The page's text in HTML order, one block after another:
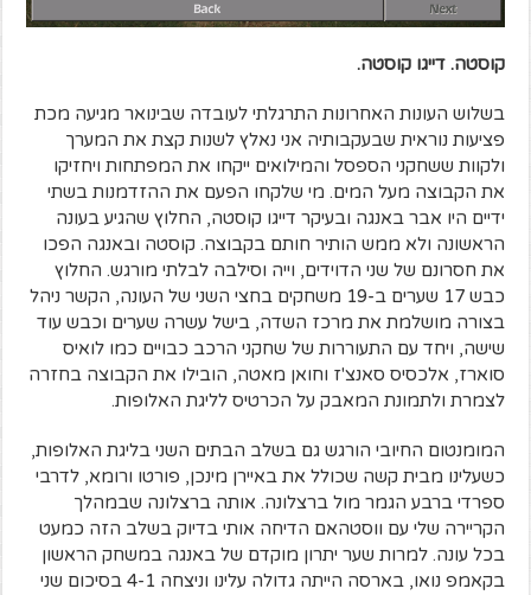
קוסטה. דייגו קוסטה.
בשלוש העונות האחרונות התרגלתי לעובדה שבינואר מגיעה מכת
פציעות נוראית שבעקבותיה אני נאלץ לשנות קצת את המערך
ולקוות ששחקני הספסל והמילואים ייקחו את המפתחות ויחזיקו
את הקבוצה מעל המים. מי שלקחו הפעם את ההזדמנות בשתי
ידיים היו אבר באנגה ובעיקר דייגו קוסטה, החלוץ שהגיע בעונה
הראשונה ולא ממש הותיר חותם בקבוצה. קוסטה ובאנגה הפכו
את חסרונם של שני הדוידים, וייה וסילבה לבלתי מורגש. החלוץ
כבש 17 שערים ב-19 משחקים בחצי השני של העונה, הקשר ניהל
בצורה מושלמת את מרכז השדה, בישל עשרה שערים וכבש עוד
שישה, ויחד עם התעוררות של שחקני הרכב כבויים כמו לואיס
סוארז, אלכסיס סאנצ'ז וחואן מאטה, הובילו את הקבוצה בחזרה
לצמרת ולתמונת המאבק על הכרטיס לליגת האלופות.
המומנטום החיובי הורגש גם בשלב הבתים השני בליגת האלופות,
כשעלינו מבית קשה שכולל את באיירן מינכן, פורטו ורומא, לדרבי
ספרדי ברבע הגמר מול ברצלונה. אותה ברצלונה שבמהלך
הקריירה שלי עם ווסטהאם הדיחה אותי בדיוק בשלב הזה כמעט
בכל עונה. למרות שער יתרון מוקדם של באנגה במשחק הראשון
בקאמפ נואו, בארסה הייתה גדולה עלינו וניצחה 4-1 בסיכום שני